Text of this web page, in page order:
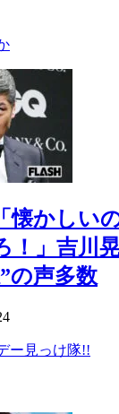
懐かしい
！」吉川
の声多数
ー見っけ隊!!